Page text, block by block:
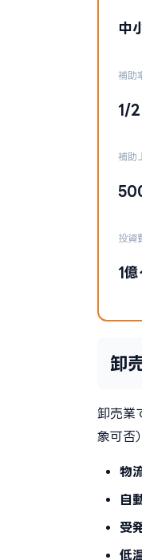
中
補助
1/2
補助
投資
1
卸
卸売業
象可否
物
自
受
低